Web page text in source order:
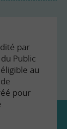
par
Public
au
pour